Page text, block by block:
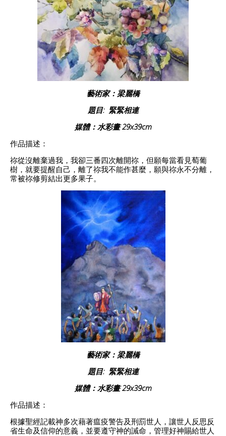
藝術家：梁麗橋
題目: 緊緊相連
媒體：水彩畫 29x39cm
作品描述：
祢從沒離棄過我，我卻三番四次離開祢，但願每當看見萄葡
樹，就要提醒自己，離了祢我不能作甚麼，願與祢永不分離，
常被祢修剪結出更多果子。
藝術家：梁麗橋
題目: 緊緊相連
媒體：水彩畫 29x39cm
作品描述：
根據聖經記載神多次藉著瘟疫警告及刑罰世人，讓世人反思反
省生命及信仰的意義，並要遵守神的誡命，管理好神賜給世人